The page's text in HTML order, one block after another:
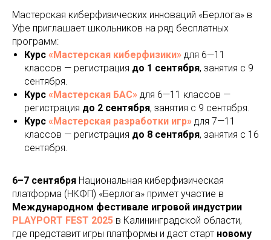
Мастерская киберфизических инноваций «Берлога» в
Уфе приглашает школьников на ряд бесплатных
программ:
Курс «Мастерская киберфизики» для 6—11
классов — регистрация до 1 сентября, занятия с 9
сентября.
Курс «Мастерская БАС» для 6—11 классов —
регистрация до 2 сентября, занятия с 9 сентября.
Курс «Мастерская разработки игр» для 7—11
классов — регистрация до 8 сентября, занятия с 16
сентября.
6–7 сентября Национальная киберфизическая
платформа (НКФП) «Берлога» примет участие в
Международном фестивале игровой индустрии
PLAYPORT FEST 2025 в Калининградской области,
где представит игры платформы и даст старт новому